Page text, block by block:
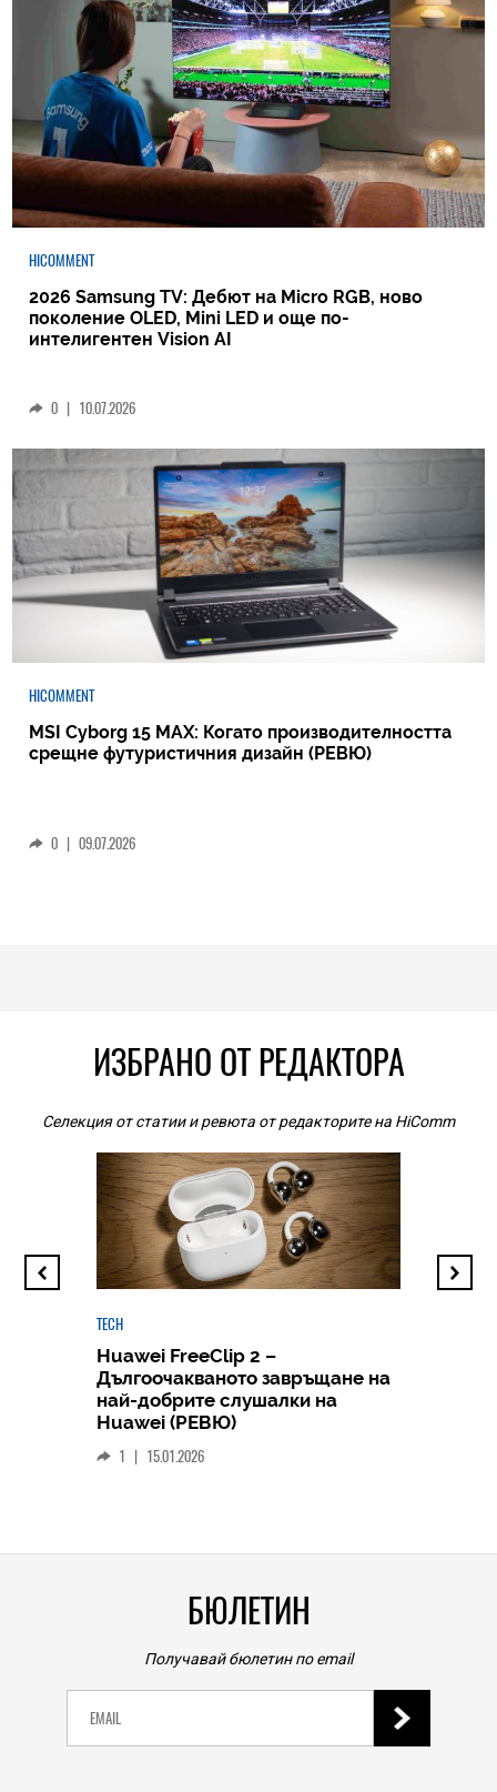
HICOMMENT
2026 Samsung TV: Дебют на Micro RGB, ново
поколение OLED, Mini LED и още по-
интелигентен Vision AI
0 | 10.07.2026
HICOMMENT
MSI Cyborg 15 MAX: Когато производителността
срещне футуристичния дизайн (РЕВЮ)
0 | 09.07.2026
ИЗБРАНО ОТ РЕДАКТОРА
Селекция от статии и ревюта от редакторите на HiComm
TECH
Huawei FreeClip 2 –
Дългоочакваното завръщане на
най-добрите слушалки на
Huawei (РЕВЮ)
1 | 15.01.2026
БЮЛЕТИН
Получавай бюлетин по email